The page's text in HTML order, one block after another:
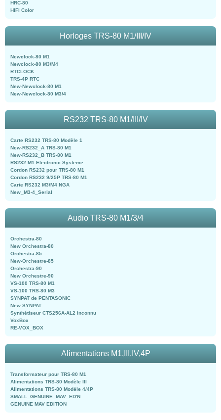
HRC-80
HIFI Color
Horloges TRS-80 M1/III/IV
Newclock-80 M1
Newclock-80 M3/M4
RTCLOCK
TRS-4P RTC
New-Newclock-80 M1
New-Newclock-80 M3/4
RS232 TRS-80 M1/III/IV
Carte RS232 TRS-80 Modèle 1
New-RS232_A TRS-80 M1
New-RS232_B TRS-80 M1
RS232 M1 Electronic Systeme
Cordon RS232 pour TRS-80 M1
Cordon RS232 9/25P TRS-80 M1
Carte RS232 M3/M4 NGA
New_M3-4_Serial
Audio TRS-80 M1/3/4
Orchestra-80
New Orchestra-80
Orchestra-85
New-Orchestre-85
Orchestra-90
New Orchestre-90
VS-100 TRS-80 M1
VS-100 TRS-80 M3
SYNPAT de PENTASONIC
New SYNPAT
Synthétiseur CTS256A-AL2 inconnu
VoxBox
RE-VOX_BOX
Alimentations M1,III,IV,4P
Transformateur pour TRS-80 M1
Alimentations TRS-80 Modèle III
Alimentations TRS-80 Modèle 4/4P
SMALL_GENUINE_MAV_ED'N
GENUINE MAV EDITION